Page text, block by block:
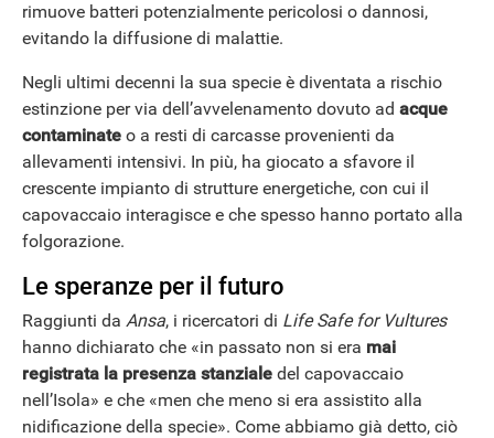
rimuove batteri potenzialmente pericolosi o dannosi,
evitando la diffusione di malattie.
Negli ultimi decenni la sua specie è diventata a rischio
estinzione per via dell’avvelenamento dovuto ad acque
contaminate o a resti di carcasse provenienti da
allevamenti intensivi. In più, ha giocato a sfavore il
crescente impianto di strutture energetiche, con cui il
capovaccaio interagisce e che spesso hanno portato alla
folgorazione.
Le speranze per il futuro
Raggiunti da Ansa, i ricercatori di Life Safe for Vultures
hanno dichiarato che «in passato non si era mai
registrata la presenza stanziale del capovaccaio
nell’Isola» e che «men che meno si era assistito alla
nidificazione della specie». Come abbiamo già detto, ciò